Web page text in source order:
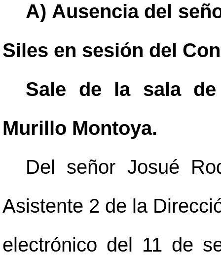
A) Ausencia del
Siles en sesión del
Sale de la sala
Murillo Montoya.
Del señor Josué
Asistente 2 de la
electrónico del 11 de